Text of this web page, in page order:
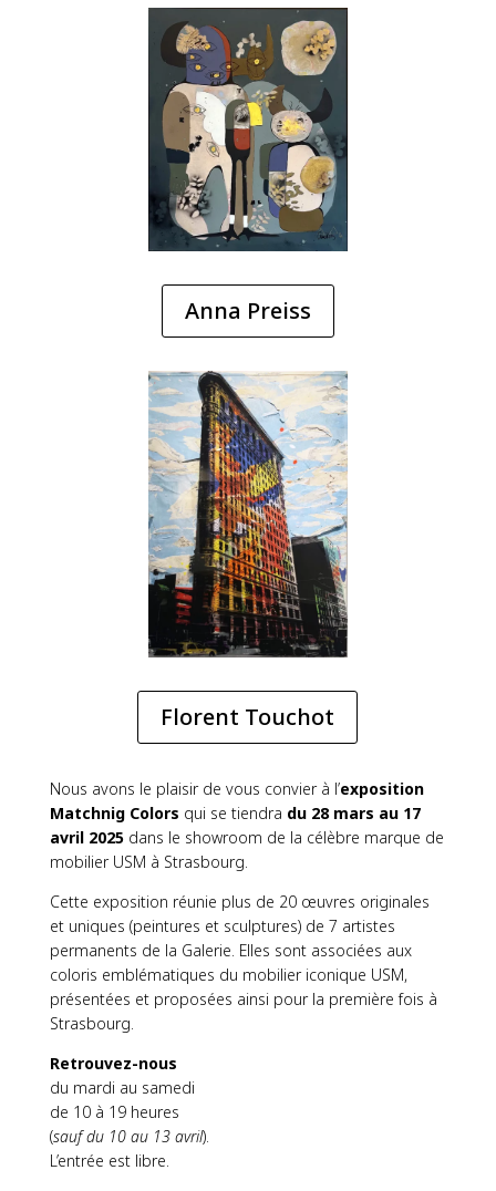
Anna Preiss
Florent Touchot
Nous avons le plaisir de vous convier à l’exposition
Matchnig Colors qui se tiendra du 28 mars au 17
avril 2025dans le showroom de la célèbre marque de
mobilier USM à Strasbourg.
Cette exposition réunie plus de 20 œuvres originales
et uniques (peintures et sculptures) de 7 artistes
permanents de la Galerie. Elles sont associées aux
coloris emblématiques du mobilier iconique USM,
présentées et proposées ainsi pour la première fois à
Strasbourg.
Retrouvez-nous
du mardi au samedi
de 10 à 19 heures
(sauf du 10 au 13 avril).
L’entrée est libre.